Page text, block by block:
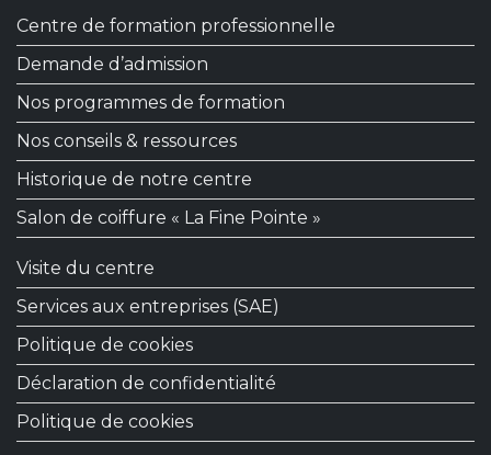
Centre de formation professionnelle
Demande d’admission
Nos programmes de formation
Nos conseils & ressources
Historique de notre centre
Salon de coiffure « La Fine Pointe »
Visite du centre
Services aux entreprises (SAE)
Politique de cookies
Déclaration de confidentialité
Politique de cookies